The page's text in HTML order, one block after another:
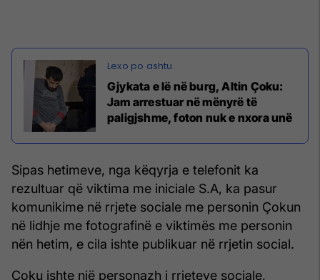
Gjykata e lë në burg, Altin Çoku:
Jam arrestuar në mënyrë të
paligjshme, foton nuk e nxora unë
Sipas hetimeve, nga këqyrja e telefonit ka
rezultuar që viktima me iniciale S.A, ka pasur
komunikime në rrjete sociale me personin Çokun
në lidhje me fotografinë e viktimës me personin
nën hetim, e cila ishte publikuar në rrjetin social.
Çoku ishte një personazh i rrjeteve sociale,